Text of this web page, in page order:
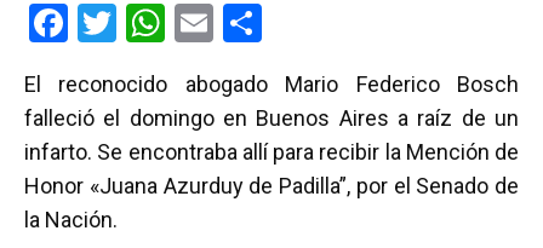
F
ce
b
o
o
T
tt
er
W
at
s
A
E
ail m
p
ar
El reconocido abogado Mario Federico Bosch
falleció el domingo en Buenos Aires a raíz de un
infarto. Se encontraba allí para recibir la Mención de
Honor «Juana Azurduy de Padilla”, por el Senado de
la Nación.